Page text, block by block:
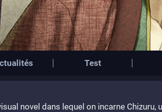
Test
novel dans lequel on incarne Chizuru,